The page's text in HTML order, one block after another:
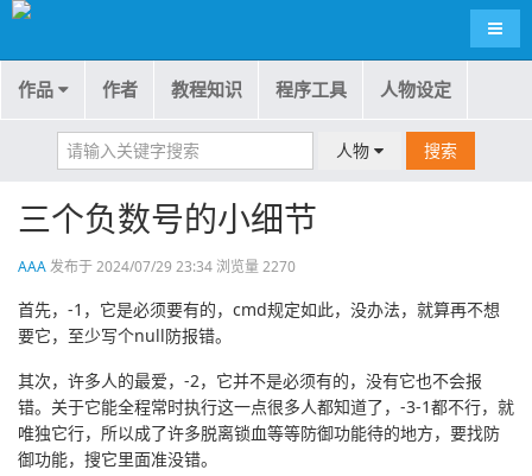
导航
作品 作者 教程知识 程序工具 人物设定
人物 搜索
三个负数号的小细节
AAA发布于 2024/07/29 23:34 浏览量 2270
首先，-1，它是必须要有的，cmd规定如此，没办法，就算再不想
要它，至少写个null防报错。
其次，许多人的最爱，-2，它并不是必须有的，没有它也不会报
错。关于它能全程常时执行这一点很多人都知道了，-3-1都不行，就
唯独它行，所以成了许多脱离锁血等等防御功能待的地方，要找防
御功能，搜它里面准没错。